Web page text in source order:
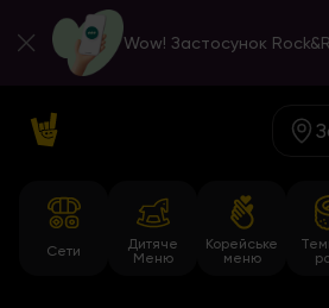
Wow! Застосунок
Сети
Дитяче
Меню
Корейське
меню